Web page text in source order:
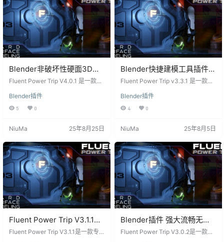
Blender非破坏性硬面3D建
模插件 Fluent Power Trip
Modeling Tool
Fluent Power Trip V4.0.1 是一款专
模插件。作为 Fluent 的扩展版本，
它允许用户在建模过程中轻松添加
通过这款插件，用户可以更加轻松
和工业设计作品。 功能特点 非破坏
性建模 功能：Fluent Power Trip 提
供非破坏性建模功能，允许用…
Blender插件
5 0
NiuMa 25年8月25日
Blender快捷建模工具插件：
Fluent Power Trip v3.3.1
Fluent Power Trip v3.3.1 是一款为
工具插件，以其多功能性和高效
性，适用于各种建模任务。这款插
管道和网格，无论是科幻作品还是
持。 Blender插件特点 多功能性：
适用于几乎所有建模内容，包括
板、电线、管道和网格的添加。 高
效布…
Blender插件
4 0
NiuMa 25年8月5日
Fluent Power Trip V3.1.1：
强大流畅的Blender建模插件
Fluent Power Trip V3.1.1是一款专
Blender插件 强大流畅无压
力轻松建模 Fluent Power
Fluent Power Trip V3.0.2是一款强